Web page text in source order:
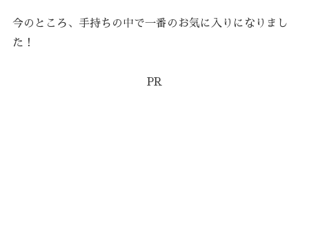
今のところ、手持ちの中で一番のお気に入りになりまし
た！
PR